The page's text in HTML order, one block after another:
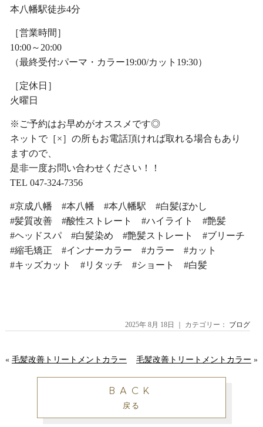
本八幡駅徒歩4分
［営業時間］
10:00～20:00
（最終受付:パーマ・カラー19:00/カット19:30）
［定休日］
火曜日
※ご予約はお早めがオススメです◎
ネットで［×］の所もお電話頂ければ取れる場合もあり
ますので、
是非一度お問い合わせください！！
TEL 047-324-7356
#京成八幡 #本八幡 #本八幡駅 #白髪ぼかし
#髪質改善 #酸性ストレート #ハイライト #艶髪
#ヘッドスパ #白髪染め #艶髪ストレート #ブリーチ
#縮毛矯正 #インナーカラー #カラー #カット
#キッズカット #リタッチ #ショート #白髪
2025年 8月 18日 ｜ カテゴリー： ブログ
« 毛髪改善トリートメントカラー 毛髪改善トリートメントカラー »
BACK
戻る